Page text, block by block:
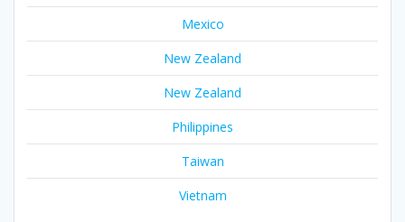
Mexico
New Zealand
New Zealand
Philippines
Taiwan
Vietnam